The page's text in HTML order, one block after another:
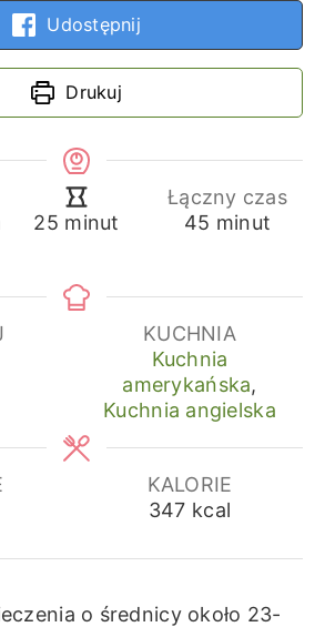
Udostępnij
Drukuj
25minuty
minut
Łączny czas
45 minuty
minut
KUCHNIA
Kuchnia
amerykańska,
Kuchnia angielska
KALORIE
347 kcal
o średnicy około 23-